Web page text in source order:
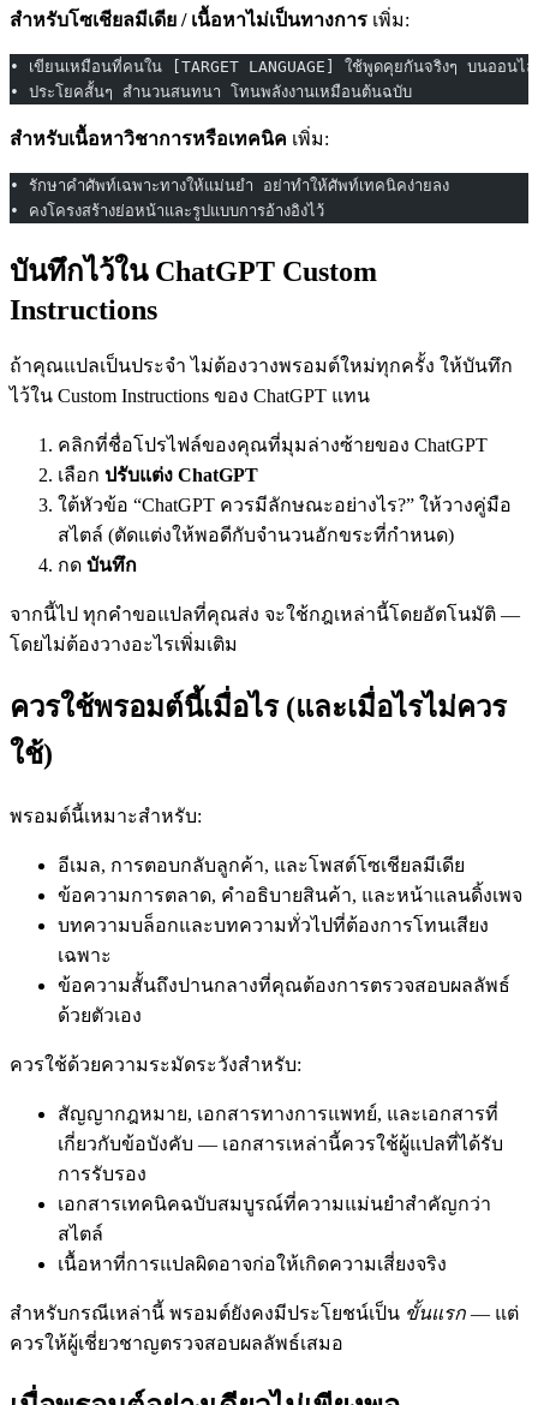
สำหรับโซเชียลมีเดีย / เนื้อหาไม่เป็นทางการ เพิ่ม:
• เขียนเหมือนที่คนใน [TARGET LANGUAGE] ใช้พูดคุยกันจริงๆ บนออนไ
• ประโยคสั้นๆ สำนวนสนทนา โทนพลังงานเหมือนต้นฉบับ
สำหรับเนื้อหาวิชาการหรือเทคนิค เพิ่ม:
• รักษาคำศัพท์เฉพาะทางให้แม่นยำ อย่าทำให้ศัพท์เทคนิคง่ายลง
• คงโครงสร้างย่อหน้าและรูปแบบการอ้างอิงไว้
บันทึกไว้ใน ChatGPT Custom
Instructions
ถ้าคุณแปลเป็นประจำ ไม่ต้องวางพรอมต์ใหม่ทุกครั้ง ให้บันทึก
ไว้ใน Custom Instructions ของ ChatGPT แทน
คลิกที่ชื่อโปรไฟล์ของคุณที่มุมล่างซ้ายของ ChatGPT
เลือก ปรับแต่ง ChatGPT
ใต้หัวข้อ “ChatGPT ควรมีลักษณะอย่างไร?” ให้วางคู่มือ
สไตล์ (ตัดแต่งให้พอดีกับจำนวนอักขระที่กำหนด)
กด บันทึก
จากนี้ไป ทุกคำขอแปลที่คุณส่ง จะใช้กฎเหล่านี้โดยอัตโนมัติ —
โดยไม่ต้องวางอะไรเพิ่มเติม
ควรใช้พรอมต์นี้เมื่อไร (และเมื่อไรไม่ควร
ใช้)
พรอมต์นี้เหมาะสำหรับ:
อีเมล, การตอบกลับลูกค้า, และโพสต์โซเชียลมีเดีย
ข้อความการตลาด, คำอธิบายสินค้า, และหน้าแลนดิ้งเพจ
บทความบล็อกและบทความทั่วไปที่ต้องการโทนเสียง
เฉพาะ
ข้อความสั้นถึงปานกลางที่คุณต้องการตรวจสอบผลลัพธ์
ด้วยตัวเอง
ควรใช้ด้วยความระมัดระวังสำหรับ:
สัญญากฎหมาย, เอกสารทางการแพทย์, และเอกสารที่
เกี่ยวกับข้อบังคับ — เอกสารเหล่านี้ควรใช้ผู้แปลที่ได้รับ
การรับรอง
เอกสารเทคนิคฉบับสมบูรณ์ที่ความแม่นยำสำคัญกว่า
สไตล์
เนื้อหาที่การแปลผิดอาจก่อให้เกิดความเสี่ยงจริง
สำหรับกรณีเหล่านี้ พรอมต์ยังคงมีประโยชน์เป็น ขั้นแรก — แต่
ควรให้ผู้เชี่ยวชาญตรวจสอบผลลัพธ์เสมอ